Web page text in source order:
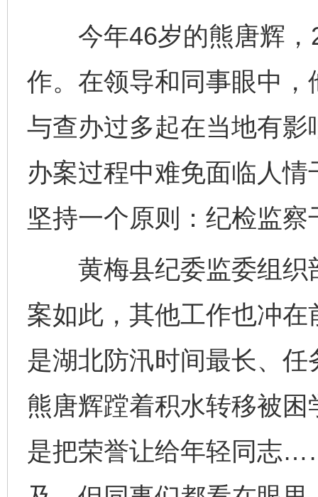
今年46岁的熊唐辉，
作。在领导和同事眼中
与查办过多起在当地有
办案过程中难免面临人
坚持一个原则：纪检监
黄梅县纪委监委组织
案如此，其他工作也冲在
是湖北防汛时间最长、
熊唐辉蹚着积水转移被
是把荣誉让给年轻同志